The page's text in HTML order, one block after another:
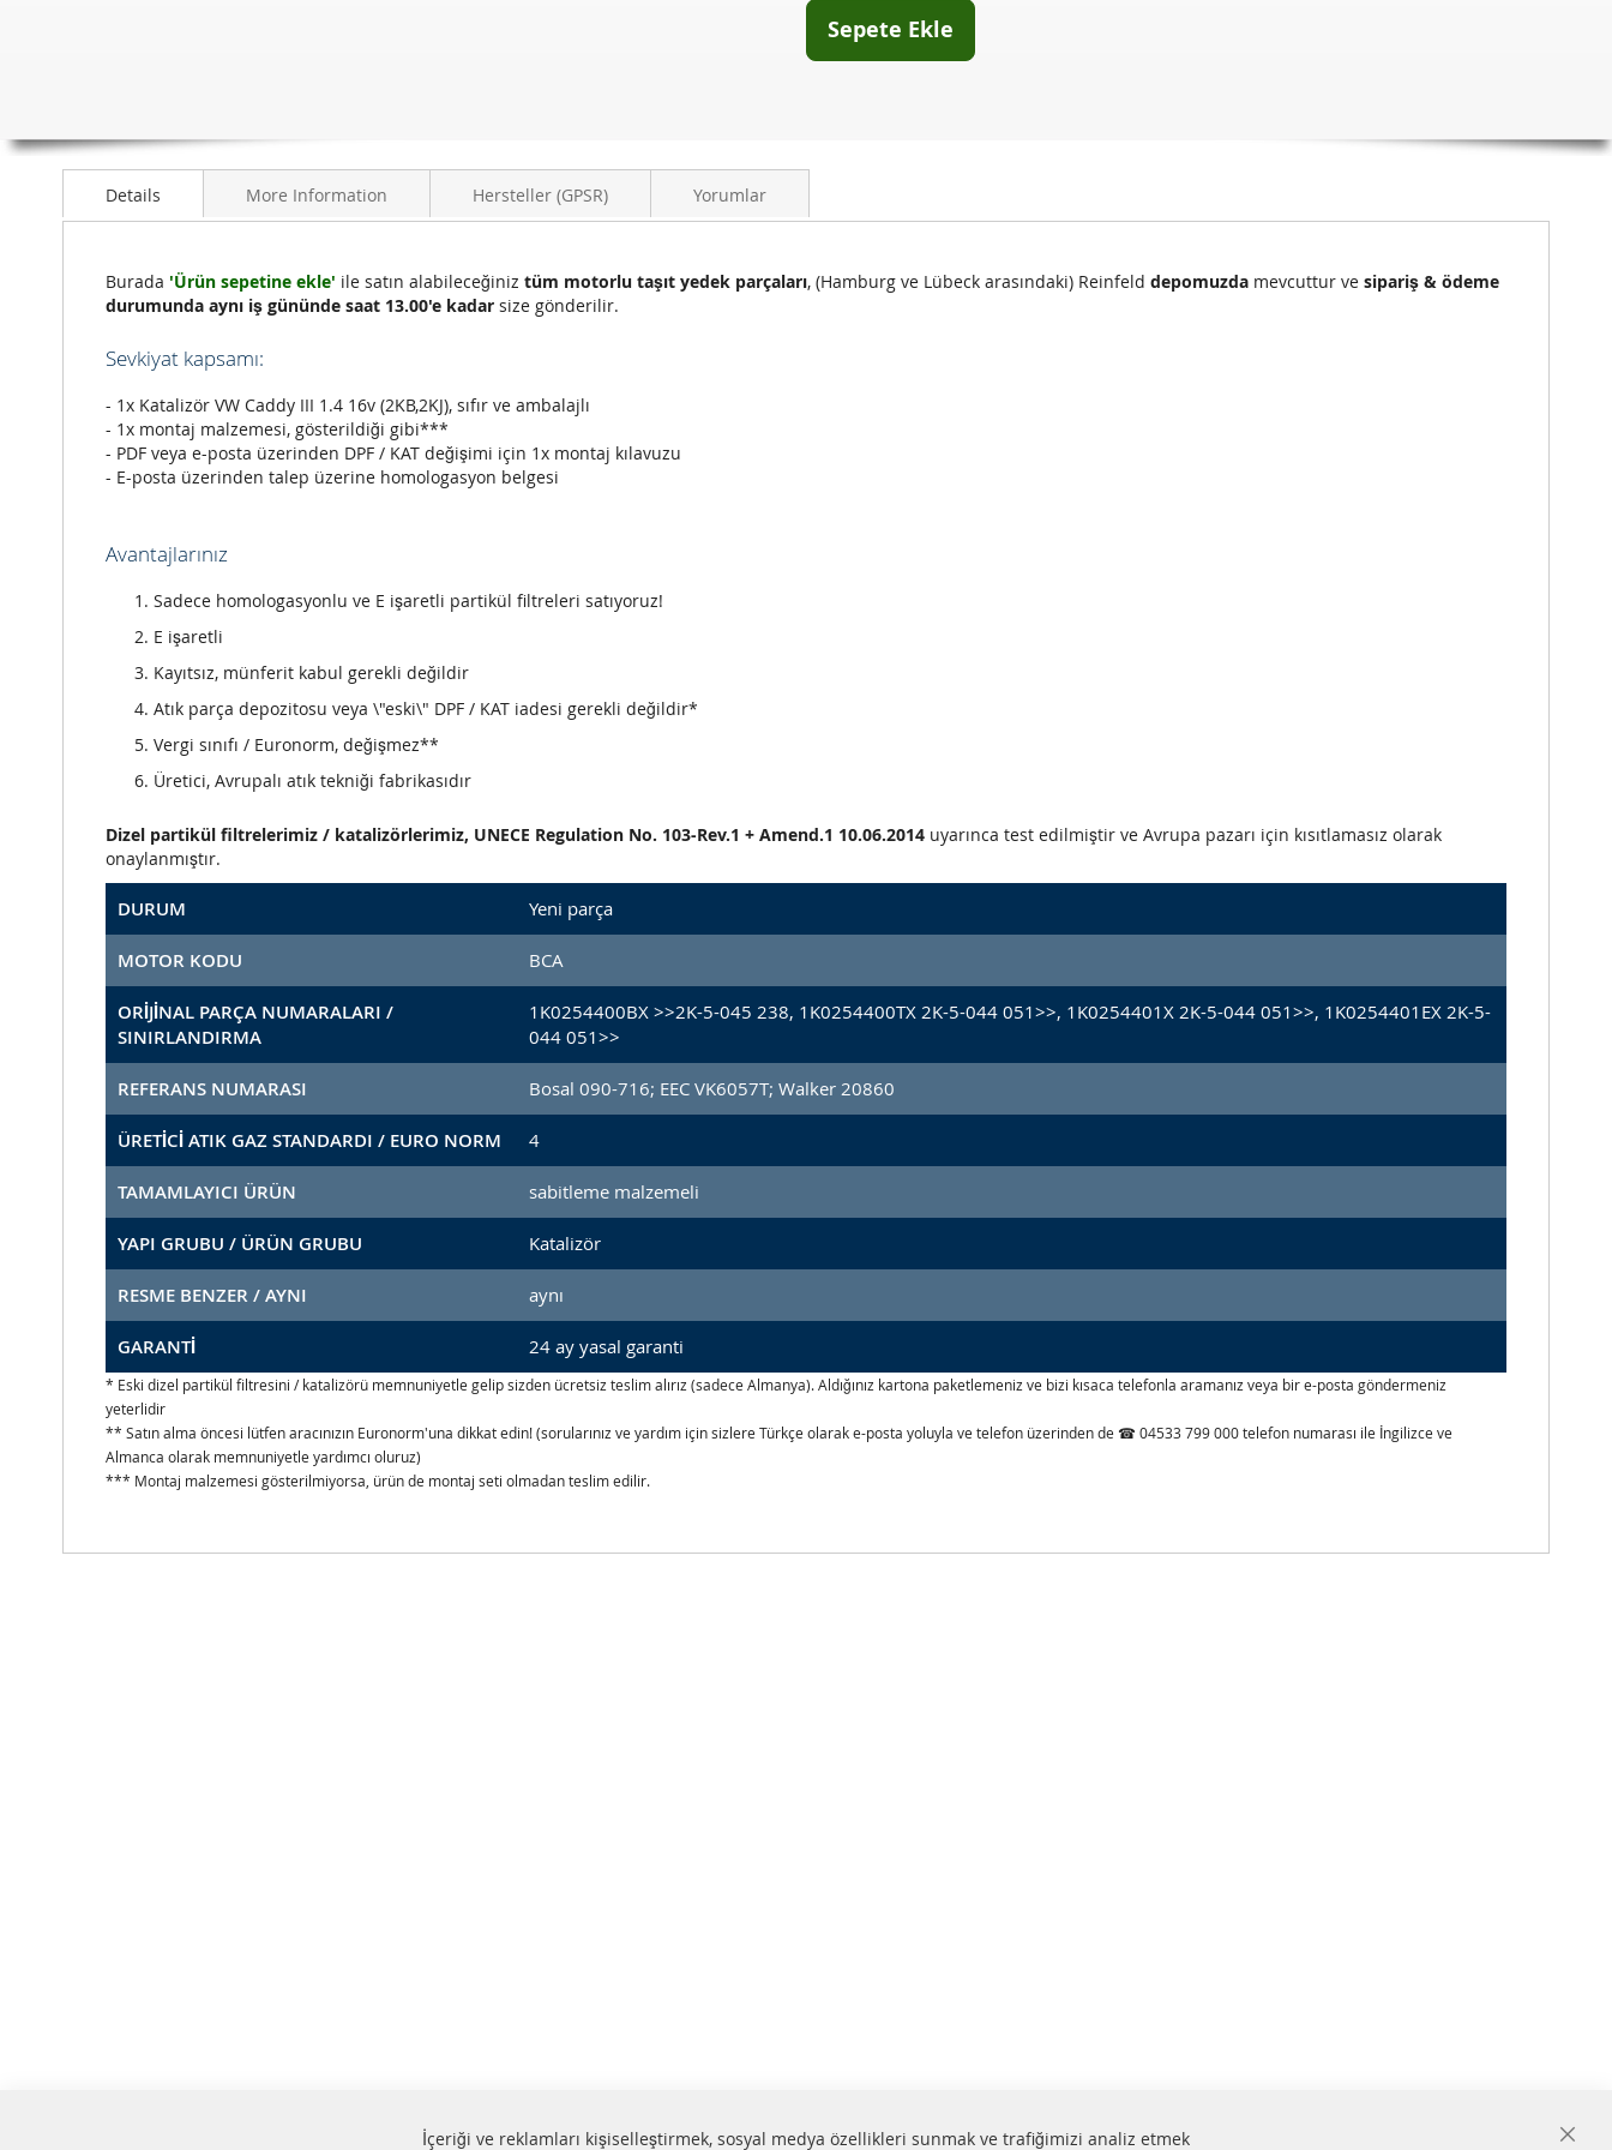
Sepete Ekle
Details More Information Hersteller (GPSR) Yorumlar
Burada 'Ürün sepetine ekle' ile satın alabileceğiniz tüm motorlu taşıt yedek parçaları, (Hamburg ve Lübeck arasındaki) Reinfeld depomuzda mevcuttur ve sipariş & ödeme
durumunda aynı iş gününde saat 13.00'e kadar size gönderilir.
Sevkiyat kapsamı:
- 1x Katalizör VW Caddy III 1.4 16v (2KB,2KJ), sıfır ve ambalajlı
- 1x montaj malzemesi, gösterildiği gibi***
- PDF veya e-posta üzerinden DPF / KAT değişimi için 1x montaj kılavuzu
- E-posta üzerinden talep üzerine homologasyon belgesi
Avantajlarınız
Sadece homologasyonlu ve E işaretli partikül filtreleri satıyoruz!
E işaretli
Kayıtsız, münferit kabul gerekli değildir
Atık parça depozitosu veya \"eski\" DPF / KAT iadesi gerekli değildir*
Vergi sınıfı / Euronorm, değişmez**
Üretici, Avrupalı atık tekniği fabrikasıdır
Dizel partikül filtrelerimiz / katalizörlerimiz, UNECE Regulation No. 103-Rev.1 + Amend.1 10.06.2014 uyarınca test edilmiştir ve Avrupa pazarı için kısıtlamasız olarak
onaylanmıştır.
DURUM Yeni parça
MOTOR KODU BCA
ORİJİNAL PARÇA NUMARALARI /
SINIRLANDIRMA
1K0254400BX >>2K-5-045 238, 1K0254400TX 2K-5-044 051>>, 1K0254401X 2K-5-044 051>>, 1K0254401EX 2K-5-
044 051>>
REFERANS NUMARASI Bosal 090-716; EEC VK6057T; Walker 20860
ÜRETİCİ ATIK GAZ STANDARDI / EURO NORM 4
TAMAMLAYICI ÜRÜN sabitleme malzemeli
YAPI GRUBU / ÜRÜN GRUBU Katalizör
RESME BENZER / AYNI aynı
GARANTİ 24 ay yasal garanti
* Eski dizel partikül filtresini / katalizörü memnuniyetle gelip sizden ücretsiz teslim alırız (sadece Almanya). Aldığınız kartona paketlemeniz ve bizi kısaca telefonla aramanız veya bir e-posta göndermeniz
yeterlidir
** Satın alma öncesi lütfen aracınızın Euronorm'una dikkat edin! (sorularınız ve yardım için sizlere Türkçe olarak e-posta yoluyla ve telefon üzerinden de ☎ 04533 799 000 telefon numarası ile İngilizce ve
Almanca olarak memnuniyetle yardımcı oluruz)
*** Montaj malzemesi gösterilmiyorsa, ürün de montaj seti olmadan teslim edilir.
İçeriği ve reklamları kişiselleştirmek, sosyal medya özellikleri sunmak ve trafiğimizi analiz etmek